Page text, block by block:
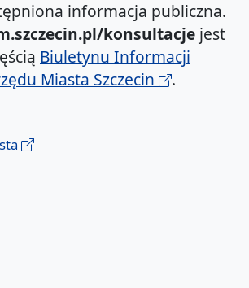
informacja publiczna.
konsultacje jest
Biuletynu Informacji
Miasta Szczecin
.